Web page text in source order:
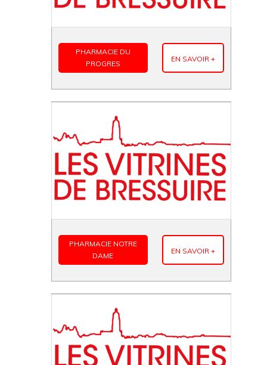
PHARMACIE DU
PROGRES
EN SAVOIR +
PHARMACIE NOTRE
DAME
EN SAVOIR +